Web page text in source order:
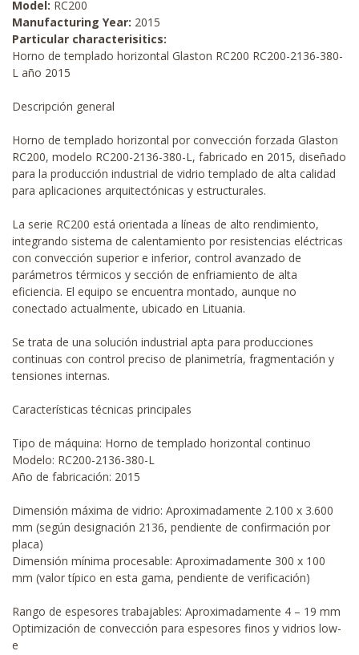
Model: RC200
Manufacturing Year: 2015
Particular characterisitics:
Horno de templado horizontal Glaston RC200 RC200-2136-380-
L año 2015
Descripción general
Horno de templado horizontal por convección forzada Glaston
RC200, modelo RC200-2136-380-L, fabricado en 2015, diseñado
para la producción industrial de vidrio templado de alta calidad
para aplicaciones arquitectónicas y estructurales.
La serie RC200 está orientada a líneas de alto rendimiento,
integrando sistema de calentamiento por resistencias eléctricas
con convección superior e inferior, control avanzado de
parámetros térmicos y sección de enfriamiento de alta
eficiencia. El equipo se encuentra montado, aunque no
conectado actualmente, ubicado en Lituania.
Se trata de una solución industrial apta para producciones
continuas con control preciso de planimetría, fragmentación y
tensiones internas.
Características técnicas principales
Tipo de máquina: Horno de templado horizontal continuo
Modelo: RC200-2136-380-L
Año de fabricación: 2015
Dimensión máxima de vidrio: Aproximadamente 2.100 x 3.600
mm (según designación 2136, pendiente de confirmación por
placa)
Dimensión mínima procesable: Aproximadamente 300 x 100
mm (valor típico en esta gama, pendiente de verificación)
Rango de espesores trabajables: Aproximadamente 4 – 19 mm
Optimización de convección para espesores finos y vidrios low-
e